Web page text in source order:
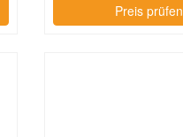
Preis prüfen